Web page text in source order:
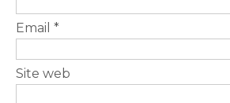
Email *
Site web